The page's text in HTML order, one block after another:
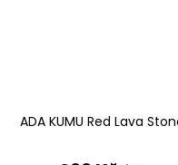
ADA KUMU Red Lava